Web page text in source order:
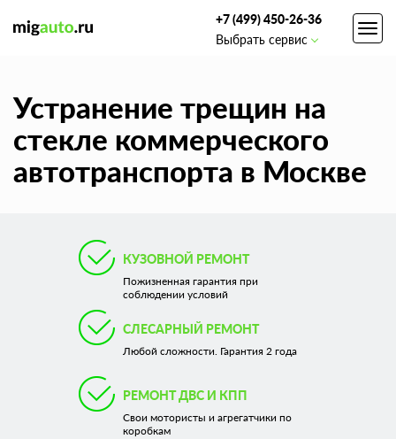
+7 (499) 450-26-36
Выбрать сервис
Устранение трещин на
стекле коммерческого
автотранспорта в Москве
КУЗОВНОЙ РЕМОНТ
Пожизненная гарантия при
соблюдении условий
СЛЕСАРНЫЙ РЕМОНТ
Любой сложности. Гарантия 2 года
РЕМОНТ ДВС И КПП
Свои мотористы и агрегатчики по
коробкам